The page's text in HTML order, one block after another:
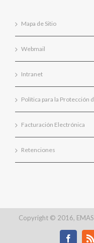
Mapa de Sitio
Webmail
Intranet
Política para la Protección
Facturación Electrónica
Retenciones
Copyright © 2016,